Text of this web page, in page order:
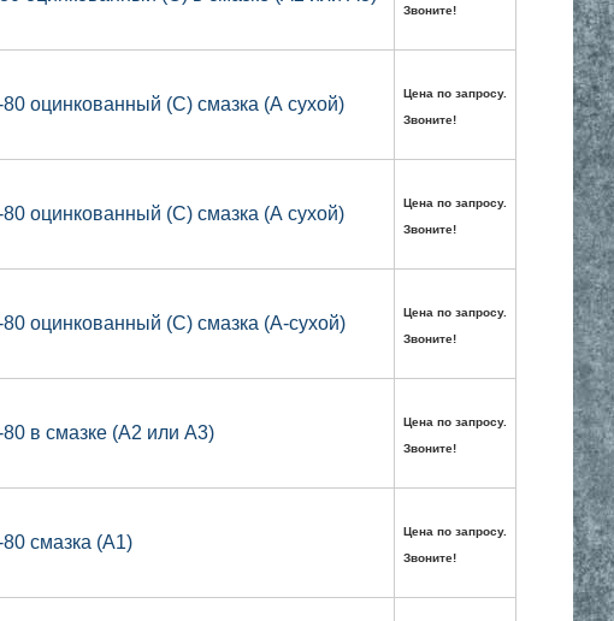
Звоните!
оцинкованный (С) смазка (А сухой)
Цена по запросу.
Звоните!
оцинкованный (С) смазка (А сухой)
Цена по запросу.
Звоните!
оцинкованный (С) смазка (А-сухой)
Цена по запросу.
Звоните!
в смазке (А2 или А3)
Цена по запросу.
Звоните!
смазка (А1)
Цена по запросу.
Звоните!